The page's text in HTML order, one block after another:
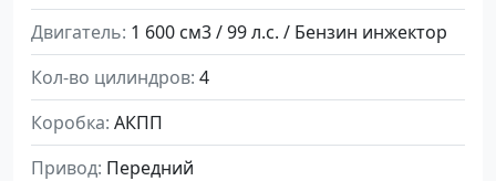
Двигатель 1 600 см3 / 99 л.с. / Бензин инжектор
Кол-во цилиндров 4
Коробка АКПП
Привод Передний